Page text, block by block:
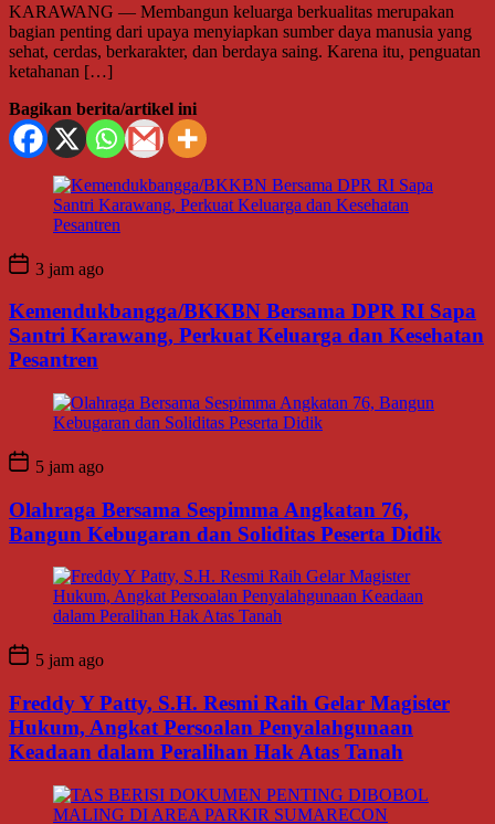
KARAWANG — Membangun keluarga berkualitas merupakan
bagian penting dari upaya menyiapkan sumber daya manusia yang
sehat, cerdas, berkarakter, dan berdaya saing. Karena itu, penguatan
ketahanan […]
Bagikan berita/artikel ini
3 jam ago
Kemendukbangga/BKKBN Bersama DPR RI Sapa
Santri Karawang, Perkuat Keluarga dan Kesehatan
Pesantren
5 jam ago
Olahraga Bersama Sespimma Angkatan 76,
Bangun Kebugaran dan Soliditas Peserta Didik
5 jam ago
Freddy Y Patty, S.H. Resmi Raih Gelar Magister
Hukum, Angkat Persoalan Penyalahgunaan
Keadaan dalam Peralihan Hak Atas Tanah